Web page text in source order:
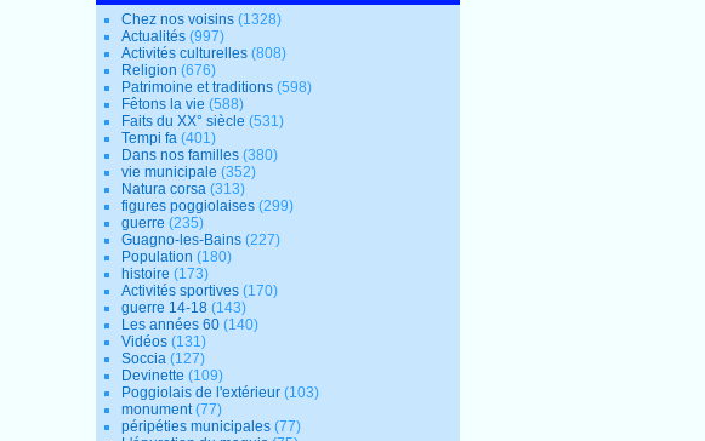
Chez nos voisins (1328)
Actualités (997)
Activités culturelles (808)
Religion (676)
Patrimoine et traditions (598)
Fêtons la vie (588)
Faits du XX° siècle (531)
Tempi fa (401)
Dans nos familles (380)
vie municipale (352)
Natura corsa (313)
figures poggiolaises (299)
guerre (235)
Guagno-les-Bains (227)
Population (180)
histoire (173)
Activités sportives (170)
guerre 14-18 (143)
Les années 60 (140)
Vidéos (131)
Soccia (127)
Devinette (109)
Poggiolais de l'extérieur (103)
monument(77)
péripéties municipales (77)